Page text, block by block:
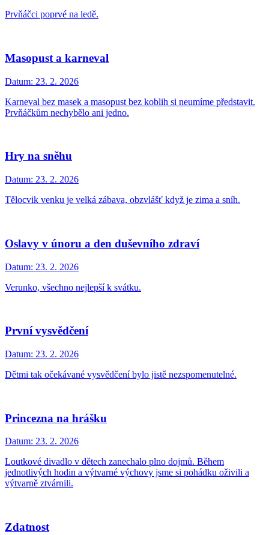
Prvňáčci poprvé na ledě.
Masopust a karneval
Datum: 23. 2. 2026
Karneval bez masek a masopust bez koblih si neumíme představit.
Prvňáčkům nechybělo ani jedno.
Hry na sněhu
Datum: 23. 2. 2026
Tělocvik venku je velká zábava, obzvlášť když je zima a sníh.
Oslavy v únoru a den duševního zdraví
Datum: 23. 2. 2026
Verunko, všechno nejlepší k svátku.
První vysvědčení
Datum: 23. 2. 2026
Dětmi tak očekávané vysvědčení bylo jistě nezspomenutelné.
Princezna na hrášku
Datum: 23. 2. 2026
Loutkové divadlo v dětech zanechalo plno dojmů. Během
jednotlivých hodin a výtvarné výchovy jsme si pohádku oživili a
výtvarně ztvárnili.
Zdatnost